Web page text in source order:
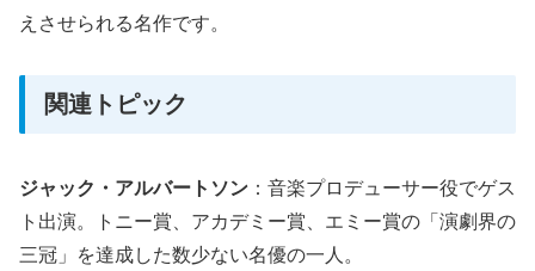
えさせられる名作です。
関連トピック
ジャック・アルバートソン ：音楽プロデューサー役でゲス
ト出演。トニー賞、アカデミー賞、エミー賞の「演劇界の
三冠」を達成した数少ない名優の一人。